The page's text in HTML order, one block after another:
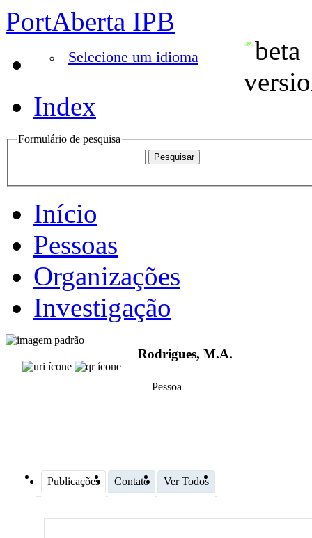
PortAberta IPB
Selecione um idioma
Index
Formulário de pesquisa
Início
Pessoas
Organizações
Investigação
Rodrigues, M.A.
Pessoa
Publicações Contato Ver Todos